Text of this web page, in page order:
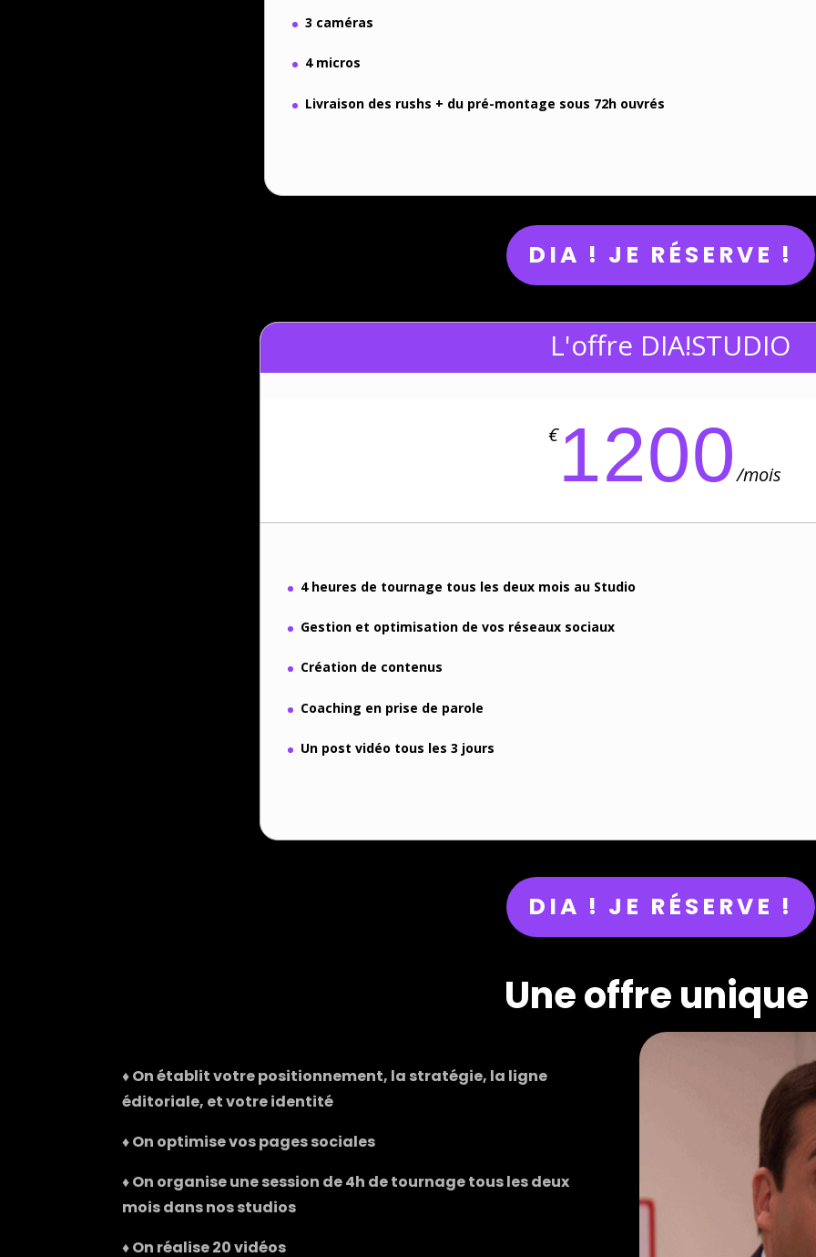
3 caméras
4 micros
Livraison des rushs + du pré-montage sous 72h ouvrés
DIA ! JE RÉSERVE !
L'offre DIA!STUDIO
€1200/mois
4 heures de tournage tous les deux mois au Studio
Gestion et optimisation de vos réseaux sociaux
Création de contenus
Coaching en prise de parole
Un post vidéo tous les 3 jours
DIA ! JE RÉSERVE !
Une offre unique
♦ On établit votre positionnement, la stratégie, la ligne
éditoriale, et votre identité
♦ On optimise vos pages sociales
♦ On organise une session de 4h de tournage tous les deux
mois dans nos studios
♦ On réalise 20 vidéos